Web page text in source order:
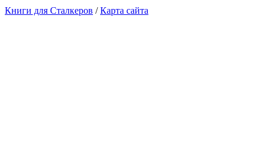
Книги для Сталкеров /Карта сайта